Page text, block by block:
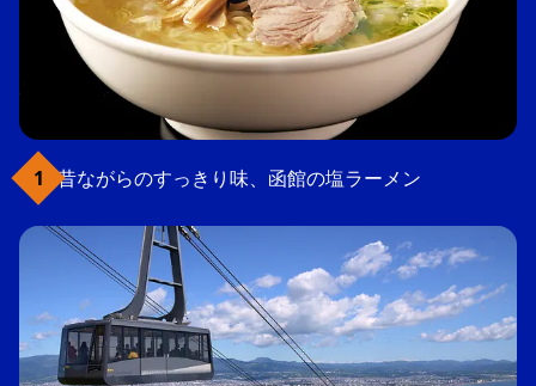
昔ながらのすっきり味、函館の塩ラーメン